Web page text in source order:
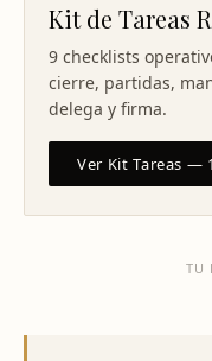
Kit de Tareas
9 checklists
cierre, partidas,
delega y firma.
Ver Kit Tareas —
TU